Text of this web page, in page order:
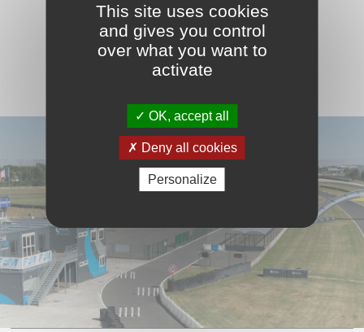
This site uses cookies
and gives you control
over what you want to
activate
OK, accept all
Deny all cookies
Personalize